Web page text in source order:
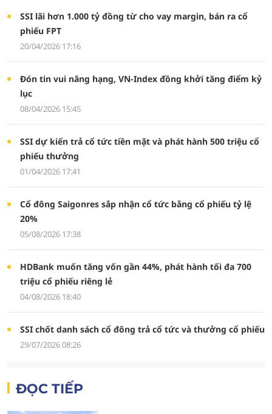
SSI lãi hơn 1.000 tỷ đồng từ cho vay margin, bán ra cổ
phiếu FPT
20/04/2026 17:16
Đón tin vui nâng hạng, VN-Index đồng khởi tăng điểm kỷ
lục
08/04/2026 15:45
SSI dự kiến trả cổ tức tiền mặt và phát hành 500 triệu cổ
phiếu thưởng
01/04/2026 17:41
Cổ đông Saigonres sắp nhận cổ tức bằng cổ phiếu tỷ lệ
20%
05/08/2026 17:38
HDBank muốn tăng vốn gần 44%, phát hành tối đa 700
triệu cổ phiếu riêng lẻ
04/08/2026 18:40
SSI chốt danh sách cổ đông trả cổ tức và thưởng cổ phiếu
29/07/2026 08:26
ĐỌC TIẾP